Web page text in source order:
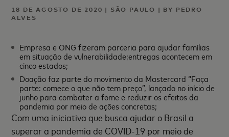
18 DE AGOSTO DE 2020 | SÃO PAULO | BY PEDRO
ALVES
Empresa e ONG fizeram parceria para ajudar famílias
em situação de vulnerabilidade;entregas acontecem em
cinco estados;
Doação faz parte do movimento da Mastercard “​Faça
parte: comece o que não tem preço”, lançado no início de
junho para combater a fome e reduzir os efeitos da
pandemia por meio de ações concretas;
Com uma iniciativa que busca ajudar o Brasil a
superar a pandemia de COVID-19 por meio de